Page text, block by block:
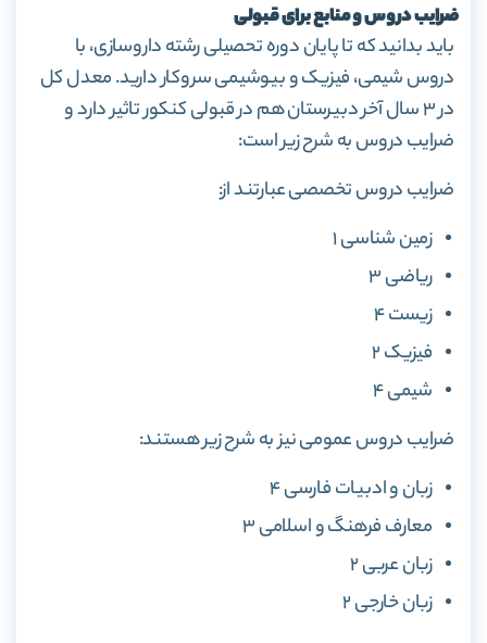
ضرایب دروس و منابع برای قبولی
باید بدانید که تا پایان دوره تحصیلی رشته داروسازی، با
دروس شیمی، فیزیک و بیوشیمی سروکار دارید. معدل کل
در ۳ سال آخر دبیرستان هم در قبولی کنکور تاثیر دارد و
ضرایب دروس به شرح زیر است:
ضرایب دروس تخصصی عبارتند از:
زمین شناسی ۱
ریاضی ۳
زیست ۴
فیزیک ۲
شیمی ۴
ضرایب دروس عمومی نیز به شرح زیر هستند:
زبان و ادبیات فارسی ۴
معارف فرهنگ و اسلامی ۳
زبان عربی ۲
زبان خارجی ۲